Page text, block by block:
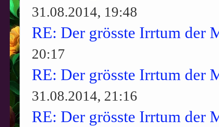
31.08.2014, 19:48
RE: Der grösste Irrtum der
20:17
RE: Der grösste Irrtum der
31.08.2014, 21:16
RE: Der grösste Irrtum der